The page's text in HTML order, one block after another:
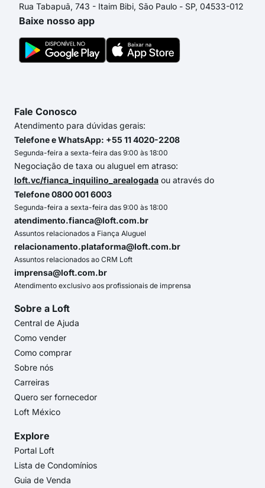
Rua Tabapuã, 743 - Itaim Bibi, São Paulo - SP, 04533-012
Baixe nosso app
Fale Conosco
Atendimento para dúvidas gerais:
Telefone e WhatsApp: +55 11 4020-2208
Segunda-feira a sexta-feira das 9:00 às 18:00
Negociação de taxa ou aluguel em atraso:
loft.vc/fianca_inquilino_arealogada ou através do
Telefone 0800 001 6003
Segunda-feira a sexta-feira das 9:00 às 18:00
atendimento.fianca@loft.com.br
Assuntos relacionados a Fiança Aluguel
relacionamento.plataforma@loft.com.br
Assuntos relacionados ao CRM Loft
imprensa@loft.com.br
Atendimento exclusivo aos profissionais de imprensa
Sobre a Loft
Central de Ajuda
Como vender
Como comprar
Sobre nós
Carreiras
Quero ser fornecedor
Loft México
Explore
Portal Loft
Lista de Condomínios
Guia de Venda